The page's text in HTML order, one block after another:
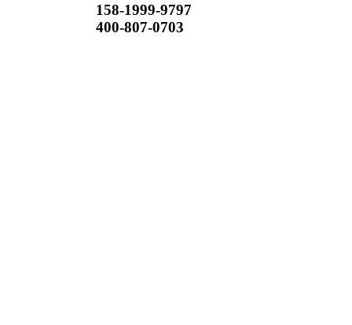
158-1999-9797
400-807-0703